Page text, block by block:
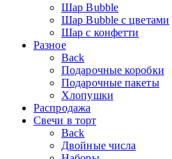
Шар Bubble
Шар Bubble с цветами
Шар с конфетти
Разное
Back
Подарочные коробки
Подарочные пакеты
Хлопушки
Распродажа
Свечи в торт
Back
Двойные числа